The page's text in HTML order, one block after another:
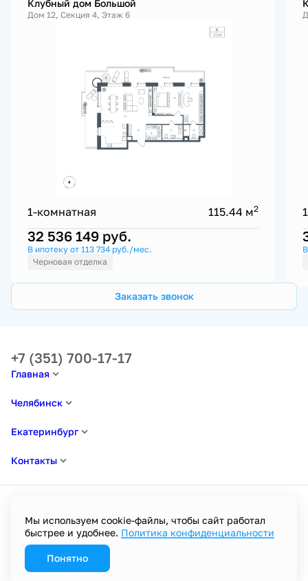
Клубный дом Большой
Дом 12, Секция 4, Этаж 6
1-комнатная 115.44 м2
32 536 149 руб.
В ипотеку от 113 734 руб./мес.
Черновая отделка
Заказать звонок
Главная
Челябинск
Екатеринбург
Контакты
+7 (351) 700-17-17
Политика в отношении обработки персональных данных
Пользовательское соглашение
Мы используем cookie-файлы, чтобы сайт работал
быстрее и удобнее. Политика конфиденциальности
Понятно